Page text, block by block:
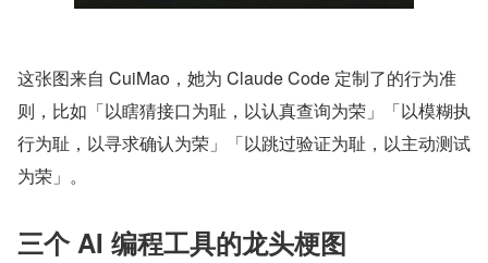
这张图来自 CuiMao，她为 Claude Code 定制了的行为准
则，比如「以瞎猜接口为耻，以认真查询为荣」「以模糊执
行为耻，以寻求确认为荣」「以跳过验证为耻，以主动测试
为荣」。
三个 AI 编程工具的龙头梗图